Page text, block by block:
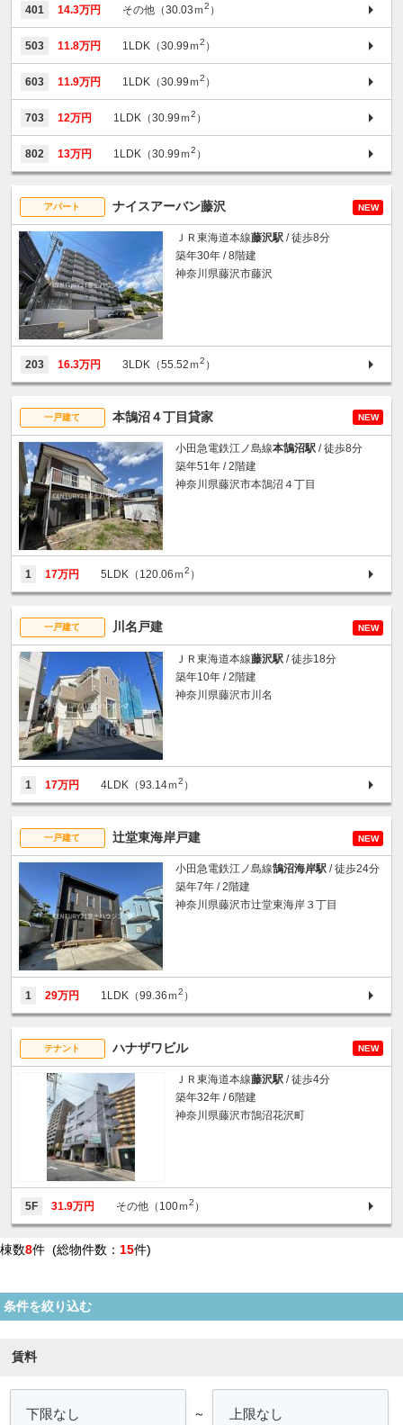
401 14.3万円 その他（30.03ｍ2 ）
503 11.8万円 1LDK（30.99ｍ2 ）
603 11.9万円 1LDK（30.99ｍ2 ）
703 12万円 1LDK（30.99ｍ2 ）
802 13万円 1LDK（30.99ｍ2 ）
アパート ナイスアーバン藤沢 NEW
ＪＲ東海道本線藤沢駅 / 徒歩8分
築年30年 / 8階建
神奈川県藤沢市藤沢
203 16.3万円 3LDK（55.52ｍ2 ）
一戸建て 本鵠沼４丁目貸家 NEW
小田急電鉄江ノ島線本鵠沼駅 / 徒歩8分
築年51年 / 2階建
神奈川県藤沢市本鵠沼４丁目
1 17万円 5LDK（120.06ｍ2 ）
一戸建て 川名戸建 NEW
ＪＲ東海道本線藤沢駅 / 徒歩18分
築年10年 / 2階建
神奈川県藤沢市川名
1 17万円 4LDK（93.14ｍ2 ）
一戸建て 辻堂東海岸戸建 NEW
小田急電鉄江ノ島線鵠沼海岸駅 / 徒歩24分
築年7年 / 2階建
神奈川県藤沢市辻堂東海岸３丁目
1 29万円 1LDK（99.36ｍ2 ）
テナント ハナザワビル NEW
ＪＲ東海道本線藤沢駅 / 徒歩4分
築年32年 / 6階建
神奈川県藤沢市鵠沼花沢町
5F 31.9万円 その他（100ｍ2 ）
棟数8件 (総物件数： 15件)
条件を絞り込む
賃料
～